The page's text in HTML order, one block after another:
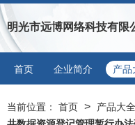
明光市远博网络科技有限
首页 企业简介 产品
当前位置： 首页 > 产品大全